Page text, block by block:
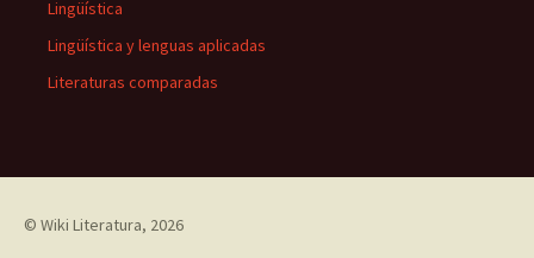
Lingüística
Lingüística y lenguas aplicadas
Literaturas comparadas
© Wiki Literatura, 2026